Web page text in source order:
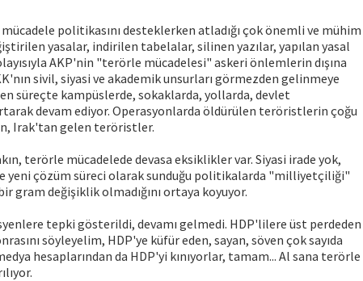
politikasını desteklerken atladığı çok önemli ve mühim
yasalar, indirilen tabelalar, silinen yazılar, yapılan yasal
AKP'nin "terörle mücadelesi" askeri önlemlerin dışına
sivil, siyasi ve akademik unsurları görmezden gelinmeye
süreçte kampüslerde, sokaklarda, yollarda, devlet
devam ediyor. Operasyonlarda öldürülen teröristlerin çoğu
Irak'tan gelen teröristler.
terörle mücadelede devasa eksiklikler var. Siyasi irade yok,
yeni çözüm süreci olarak sunduğu politikalarda "milliyetçiliği"
gram değişiklik olmadığını ortaya koyuyor.
tepki gösterildi, devamı gelmedi. HDP'lilere üst perdeden
söyleyelim, HDP'ye küfür eden, sayan, söven çok sayıda
hesaplarından da HDP'yi kınıyorlar, tamam... Al sana terörle